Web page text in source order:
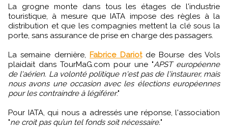
La grogne monte dans tous les étages de l'industrie
touristique, à mesure que IATA impose des règles à la
distribution et que les compagnies mettent la clé sous la
porte, sans assurance de prise en charge des passagers.
La semaine dernière, Fabrice Dariotde Bourse des Vols
plaidait dans TourMaG.com pour une "APST européenne
de l'aérien. La volonté politique n'est pas de l'instaurer, mais
nous avons une occasion avec les élections européennes
pour les contraindre à légiférer."
Pour IATA, qui nous a adressés une réponse, l'association
"ne croit pas qu’un tel fonds soit nécessaire."